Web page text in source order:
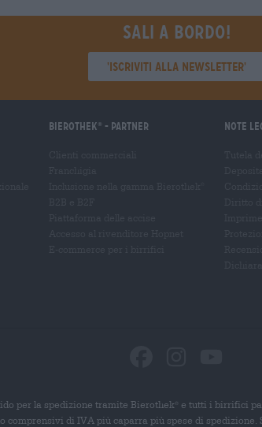
Sali a bordo!
'Iscriviti alla newsletter'
Bierothek - Partner Note
per la spedizione tramite Bierothek
e tutti i birrifici
comprensivi di IVA più caparra più spese di spedizione.